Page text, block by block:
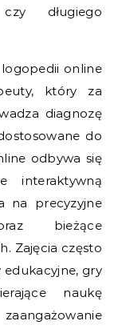
długiego
online
który za
diagnozę
do
odbywa się
interaktywną
na precyzyjne
bieżące
Zajęcia często
edukacyjne, gry
naukę